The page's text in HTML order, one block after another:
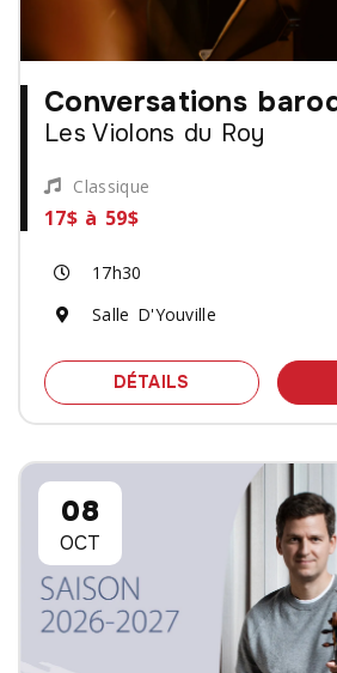
Conversations
Les Violons du Roy
Classique
17$ à 59$
17h30
Salle D'Youville
DÉTAILS SPECTACLE
08
OCT